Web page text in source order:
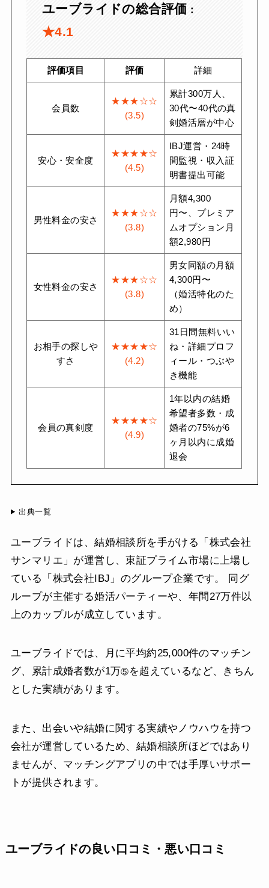
ユーブライドの総合評価 ：
★4.1
評価項目 評価 詳細
会員数
★★★☆☆
(3.5)
累計300万人、
30代〜40代の真
剣婚活層が中心
安心・安全度
★★★★☆
(4.5)
IBJ運営・24時
間監視・収入証
明書提出可能
男性料金の安さ
★★★☆☆
(3.8)
月額4,300
円〜、プレミア
ムオプション月
額2,980円
女性料金の安さ
★★★☆☆
(3.8)
男女同額の月額
4,300円〜
（婚活特化のた
め）
お相手の探しや
すさ
★★★★☆
(4.2)
31日間無料いい
ね・詳細プロフ
ィール・つぶや
き機能
会員の真剣度
★★★★☆
(4.9)
1年以内の結婚
希望者多数・成
婚者の75%が6
ヶ月以内に成婚
退会
出典一覧
ユーブライドは、結婚相談所を手がける「株式会社
サンマリエ」が運営し、東証プライム市場に上場し
ている「株式会社IBJ」のグループ企業です。 同グ
ループが主催する婚活パーティーや、年間27万件以
上のカップルが成立しています。
ユーブライドでは、月に平均約25,000件のマッチン
グ、累計成婚者数が1万⑤ を超えているなど、きちん
とした実績があります。
また、出会いや結婚に関する実績やノウハウを持つ
会社が運営しているため、結婚相談所ほどではあり
ませんが、マッチングアプリの中では手厚いサポー
トが提供されます。
ユーブライドの良い口コミ・悪い口コミ